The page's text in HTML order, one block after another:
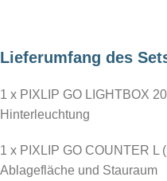
Lieferumfang des
1 x PIXLIP GO LIGHTBOX
Hinterleuchtung
1 x PIXLIP GO COUNTER L
Ablagefläche und Stauraum